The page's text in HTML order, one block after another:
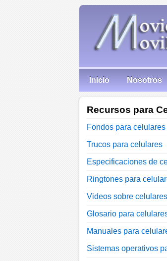
Inicio Nosotros
Recursos para
Fondos para celulares
Trucos para celulares
Especificaciones de
Ringtones para
Videos sobre celulares
Glosario para
Manuales para
Sistemas operativos